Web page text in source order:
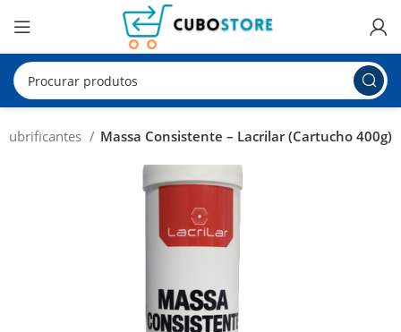
Lubrificantes Massa Consistente – Lacrilar (Cartucho 400g)